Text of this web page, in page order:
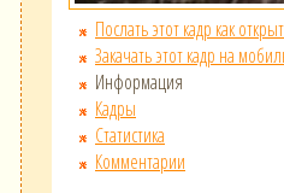
Послать этот кадр как
Закачать этот кадр на
Информация
Кадры
Статистика
Комментарии